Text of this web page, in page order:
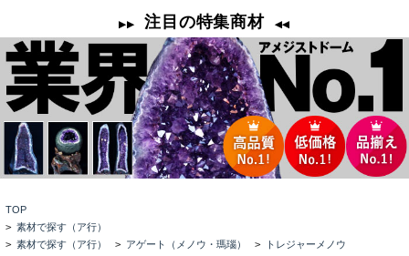
TOP
> 素材で探す（ア行）
> 素材で探す（ア行） > アゲート（メノウ・瑪瑙） > トレジャーメノウ